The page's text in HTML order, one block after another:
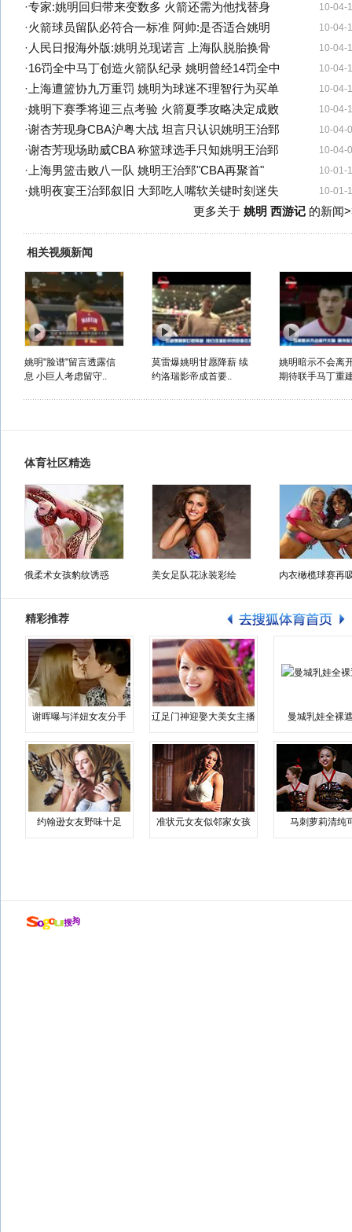
10-04-
·专家:姚明回归带来变数多 火箭还需为他找替身
10-04-
·火箭球员留队必符合一标准 阿帅:是否适合姚明
10-04-
· 人民日报海外版:姚明兑现诺言 上海队脱胎换骨
10-04-
·16罚全中马丁创造火箭队纪录 姚明曾经14罚全中
10-04-
· 上海遭篮协九万重罚 姚明为球迷不理智行为买单
10-04-
·姚明下赛季将迎三点考验 火箭夏季攻略决定成败
10-04-
·谢杏芳现身CBA沪粤大战 坦言只认识姚明王治郅
10-04-
·谢杏芳现场助威CBA 称篮球选手只知姚明王治郅
10-01-
· 上海男篮击败八一队 姚明王治郅"CBA再聚首"
10-01-
·姚明夜宴王治郅叙旧 大郅吃人嘴软关键时刻迷失
更多关于 姚明 西游记的新闻
相关视频新闻
姚明"脸谱"留言透露信
息 小巨人考虑留守..
莫雷爆姚明甘愿降薪 续
约洛瑞影帝成首要..
姚明暗示不会离
期待联手马丁重
体育社区精选
俄柔术女孩豹纹诱惑 美女足队花泳装彩绘 内衣橄榄球赛再
精彩推荐
谢晖曝与洋妞女友分手 辽足门神迎娶大美女主播 曼城乳娃全裸
约翰逊女友野味十足 准状元女友似邻家女孩 马刺萝莉清纯